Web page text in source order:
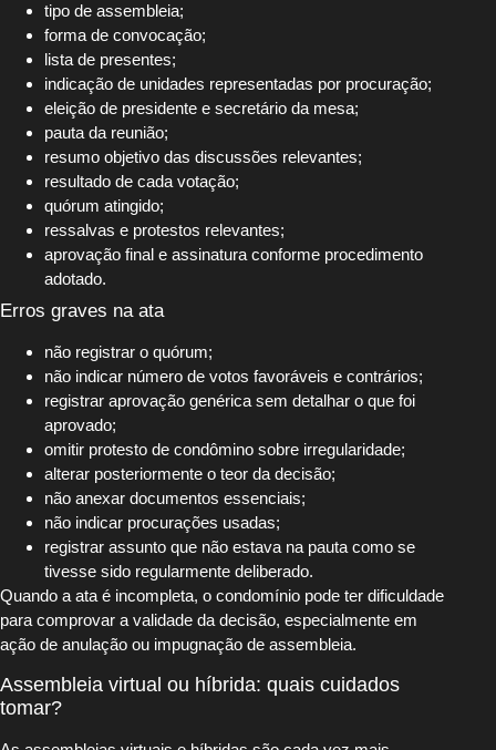
tipo de assembleia;
forma de convocação;
lista de presentes;
indicação de unidades representadas por procuração;
eleição de presidente e secretário da mesa;
pauta da reunião;
resumo objetivo das discussões relevantes;
resultado de cada votação;
quórum atingido;
ressalvas e protestos relevantes;
aprovação final e assinatura conforme procedimento
adotado.
Erros graves na ata
não registrar o quórum;
não indicar número de votos favoráveis e contrários;
registrar aprovação genérica sem detalhar o que foi
aprovado;
omitir protesto de condômino sobre irregularidade;
alterar posteriormente o teor da decisão;
não anexar documentos essenciais;
não indicar procurações usadas;
registrar assunto que não estava na pauta como se
tivesse sido regularmente deliberado.
Quando a ata é incompleta, o condomínio pode ter dificuldade
para comprovar a validade da decisão, especialmente em
ação de anulação ou impugnação de assembleia.
Assembleia virtual ou híbrida: quais cuidados
tomar?